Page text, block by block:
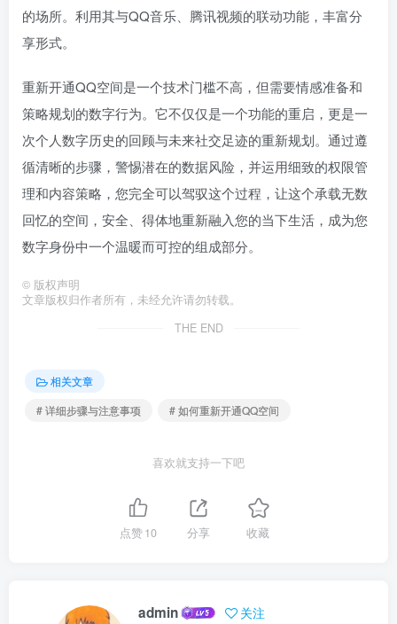
的场所。利用其与QQ音乐、腾讯视频的联动功能，丰富分
享形式。
重新开通QQ空间是一个技术门槛不高，但需要情感准备和
策略规划的数字行为。它不仅仅是一个功能的重启，更是一
次个人数字历史的回顾与未来社交足迹的重新规划。通过遵
循清晰的步骤，警惕潜在的数据风险，并运用细致的权限管
理和内容策略，您完全可以驾驭这个过程，让这个承载无数
回忆的空间，安全、得体地重新融入您的当下生活，成为您
数字身份中一个温暖而可控的组成部分。
© 版权声明
文章版权归作者所有，未经允许请勿转载。
THE END
相关文章
# 详细步骤与注意事项
# 如何重新开通QQ空间
喜欢就支持一下吧
点赞10 分享 收藏
admin 关注